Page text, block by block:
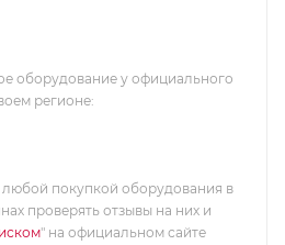
оборудование у официального
регионе:
покупкой оборудования в
проверять отзывы на них и
" на официальном сайте